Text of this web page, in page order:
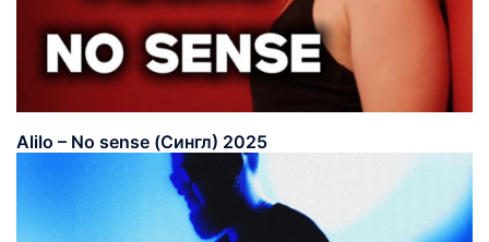
Alilo – No sense (Сингл) 2025